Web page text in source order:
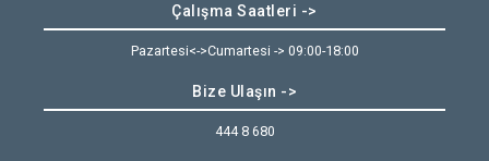
Çalışma Saatleri ->
Pazartesi<->Cumartesi -> 09:00-18:00
Bize Ulaşın ->
444 8 680